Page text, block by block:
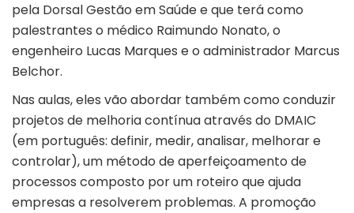
pela Dorsal Gestão em Saúde e que terá como
palestrantes o médico Raimundo Nonato, o
engenheiro Lucas Marques e o administrador Marcus
Belchor.
Nas aulas, eles vão abordar também como conduzir
projetos de melhoria contínua através do DMAIC
(em português: definir, medir, analisar, melhorar e
controlar), um método de aperfeiçoamento de
processos composto por um roteiro que ajuda
empresas a resolverem problemas. A promoção